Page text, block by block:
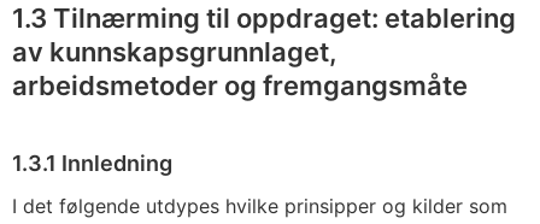
1.3 Tilnærming til oppdraget: etablering
av kunnskapsgrunnlaget,
arbeidsmetoder og fremgangsmåte
1.3.1 Innledning
I det følgende utdypes hvilke prinsipper og kilder som